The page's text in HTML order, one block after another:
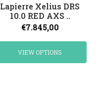
Lapierre Xelius DRS
10.0 RED AXS ..
€7.845,00
VIEW OPTIONS